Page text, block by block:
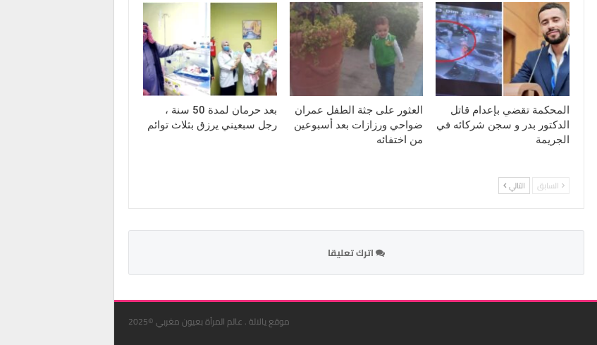
المحكمة تقضي بإعدام قاتل
الدكتور بدر و سجن شركائه في
الجريمة
العثور على جثة الطفل عمران
ضواحي ورزازات بعد أسبوعين
من اختفائه
بعد حرمان لمدة 50 سنة ،
رجل سبعيني يرزق بثلاث توائم
السابق التالي
اترك تعليقا
موقع يالالة . عالم المرأة بعيون مغربي ©2025